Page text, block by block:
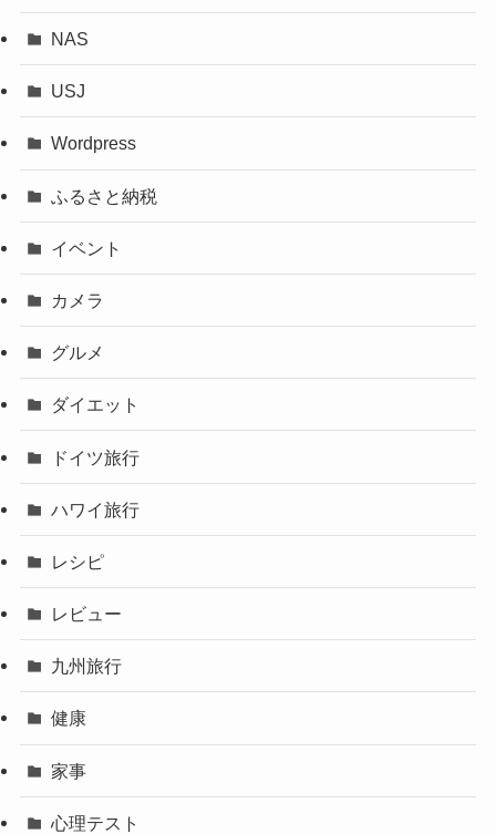
NAS
USJ
Wordpress
ふるさと納税
イベント
カメラ
グルメ
ダイエット
ドイツ旅行
ハワイ旅行
レシピ
レビュー
九州旅行
健康
家事
心理テスト